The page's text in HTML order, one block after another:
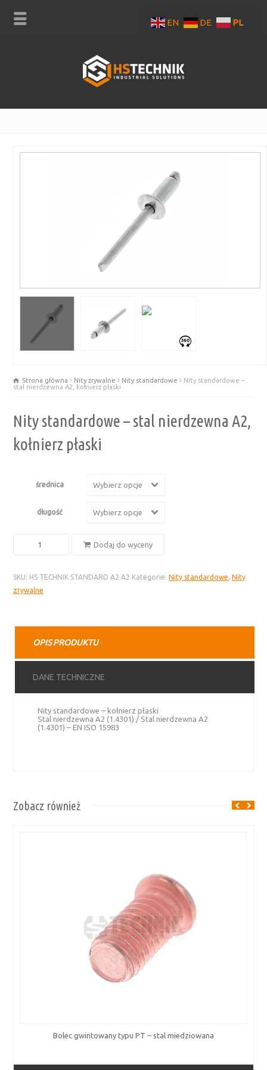
Strona główna Nity zrywalne Nity standardowe
Nity standardowe –
stal nierdzewna A2, kołnierz płaski
Nity standardowe – stal nierdzewna A2,
kołnierz płaski
średnica Wybierz opcje
długość Wybierz opcje
–
stal
płaski
Dodaj do wyceny
SKU: HS TECHNIK STANDARD A2 A2 Kategorie:Nity standardowe,Nity
zrywalne
OPIS PRODUKTU
DANE TECHNICZNE
Nity standardowe – kołnierz płaski
Stal nierdzewna A2 (1.4301) / Stal nierdzewna A2
(1.4301) – EN ISO 15983
Zobacz również
Bolec gwintowany typu PT – stal miedziowana
EN DE PL